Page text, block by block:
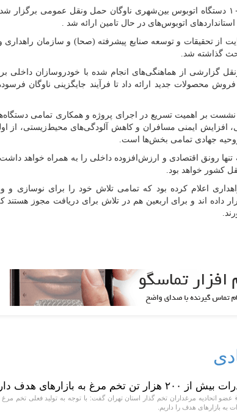
در همین راستا دومین جلسه تأمین ۱۰۰۰ دستگاه اتوبوس بین‌شهری ناوگان حمل ونقل عمومی
اتوبوس‌های در حال تامین ارائه شد .
از تحقیقات و توسعه صنایع پیشرفته (صحا) و سازمان
گذاشته شد.
گزارشی از هماهنگی‌های انجام شده با خودروسازان داخلی
محصولات جدید ارائه داد تا فرآیند جایگزینی ناوگان
بر اهمیت تسریع در اجرای پروژه و همکاری تمامی
ایمنی مسافران و کاهش آلودگی‌های محیط‌زیستی، از
جهادی تمامی بخش‌ها است.
رونق اقتصادی و ارزش‌افزوده داخلی را به همراه خواهد
کشور خواهد بود.
اعلام کرده بود که‌ تمامی تلاش خود را برای نوسازی و
اند و برای اربعین هم در تلاش برای دریافت مجوز هستند
تخم مرغ به بازار‌های هدف داریم
به بازار‌های هدف را داریم.